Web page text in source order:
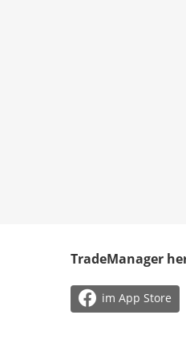
TradeManager
 im App Store